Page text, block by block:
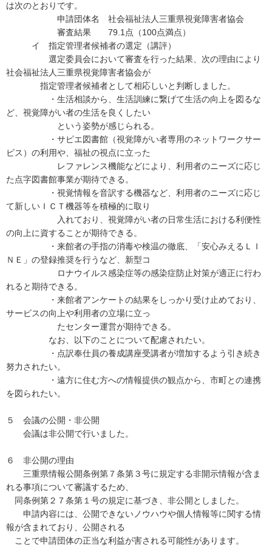
は次のとおりです。
申請団体名 社会福祉法人三重県視覚障害者協会
審査結果 79.1点（100点満点）
イ 指定管理者候補者の選定（講評）
選定委員会において審査を行った結果、次の理由により
社会福祉法人三重県視覚障害者協会が
指定管理者候補者として相応しいと判断しました。
・生活相談から、生活訓練に繋げて生活の向上を図るな
ど、視覚障がい者の生活を良くしたい
という姿勢が感じられる。
・サピエ図書館（視覚障がい者専用のネットワークサー
ビス）の利用や、福祉の視点に立った
レファレンス機能などにより、利用者のニーズに応じ
た点字図書館事業が期待できる。
・視覚情報を音訳する機器など、利用者のニーズに応じ
て新しいＩＣＴ機器等を積極的に取り
入れており、視覚障がい者の日常生活における利便性
の向上に資することが期待できる。
・来館者の手指の消毒や検温の徹底、「安心みえるＬＩ
ＮＥ」の登録推奨を行うなど、新型コ
ロナウイルス感染症等の感染症防止対策が適正に行わ
れると期待できる。
・来館者アンケートの結果をしっかり受け止めており、
サービスの向上や利用者の立場に立っ
たセンター運営が期待できる。
なお、以下のことについて配慮されたい。
・点訳奉仕員の養成講座受講者が増加するよう引き続き
努力されたい。
・遠方に住む方への情報提供の観点から、市町との連携
を図られたい。
５ 会議の公開・非公開
会議は非公開で行いました。
６ 非公開の理由
三重県情報公開条例第７条第３号に規定する非開示情報が含ま
れる事項について審議するため、
同条例第２７条第１号の規定に基づき、非公開としました。
申請内容には、公開できないノウハウや個人情報等に関する情
報が含まれており、公開される
ことで申請団体の正当な利益が害される可能性があります。